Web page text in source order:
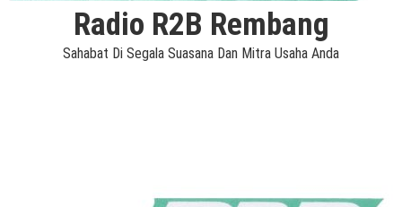
Radio R2B Rembang
Sahabat Di Segala Suasana Dan Mitra Usaha Anda